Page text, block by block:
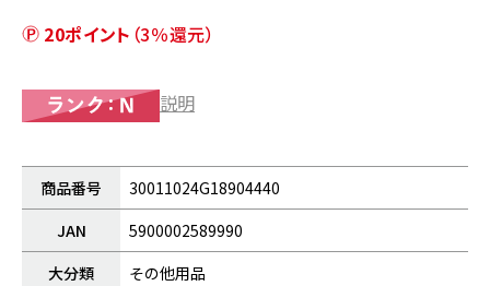
20ポイント （3％還元）
説明
商品番号
30011024G18904440
JAN
5900002589990
大分類
その他用品